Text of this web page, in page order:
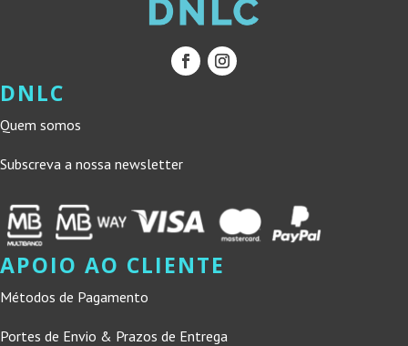
DNLC
Quem somos
Subscreva a nossa newsletter
APOIO AO CLIENTE
Métodos de Pagamento
Portes de Envio & Prazos de Entrega